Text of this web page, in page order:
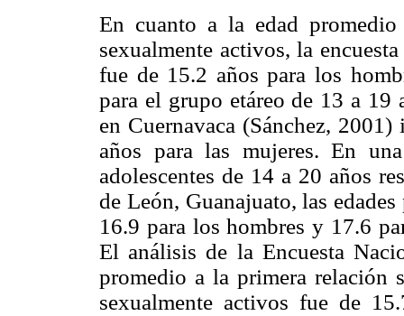
En cuanto a la edad
sexualmente activos, la
fue de 15.2 años para los
para el grupo etáreo de 13 a 19
en Cuernavaca (Sánchez,
años para las mujeres. En
adolescentes de 14 a 20 años
de León, Guanajuato, las
16.9 para los hombres y 17.6
El análisis de la Encuesta
promedio a la primera relación
sexualmente activos fue de